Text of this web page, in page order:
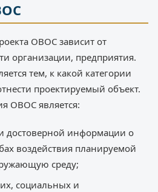
ОВОС зависит от
организации, предприятия.
тем, к какой категории
проектируемый объект.
ОВОС является:
достоверной информации о
воздействия планируемой
среду;
социальных и